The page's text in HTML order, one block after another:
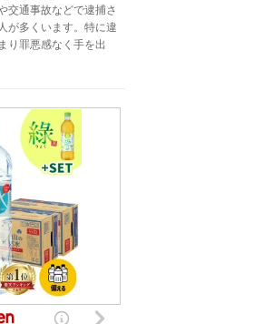
交通事故などで逮捕さ
が多くいます。特に違
り罪悪感なく手を出